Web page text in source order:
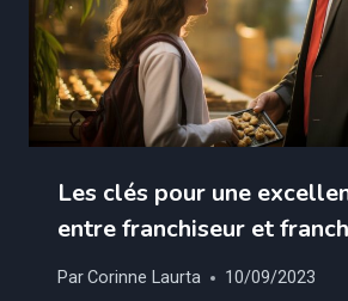
Les clés pour une
entre franchiseur et
ParCorinne Laurta 10/09/2023